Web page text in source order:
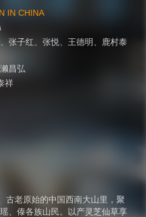
IN CHINA
张子红 张悦 王德明
鹿村泰
昌弘
祥
古老原始的中国西南大山里，聚
、傣各族山民。以产灵芝仙草享